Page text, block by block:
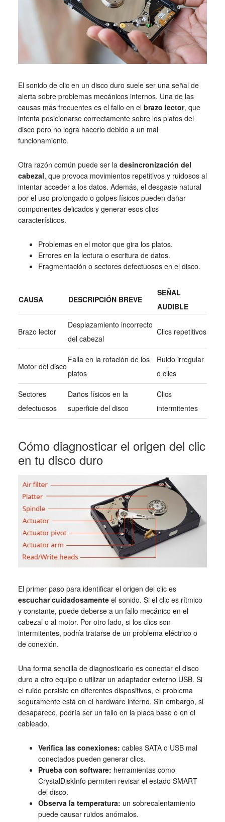
El sonido de clic en un disco duro suele ser una señal de
alerta sobre problemas mecánicos internos. Una de las
causas más frecuentes es el fallo en el brazo lector, que
intenta posicionarse correctamente sobre los platos del
disco pero no logra hacerlo debido a un mal
funcionamiento.
Otra razón común puede ser la desincronización del
cabezal, que provoca movimientos repetitivos y ruidosos al
intentar acceder a los datos. Además, el desgaste natural
por el uso prolongado o golpes físicos pueden dañar
componentes delicados y generar esos clics
característicos.
Problemas en el motor que gira los platos.
Errores en la lectura o escritura de datos.
Fragmentación o sectores defectuosos en el disco.
CAUSA DESCRIPCIÓN BREVE
SEÑAL
AUDIBLE
Brazo lector
Desplazamiento incorrecto
del cabezal
Clics repetitivos
Motor del disco
Falla en la rotación de los
platos
Ruido irregular
o clics
Sectores
defectuosos
Daños físicos en la
superficie del disco
Clics
intermitentes
Cómo diagnosticar el origen del clic
en tu disco duro
El primer paso para identificar el origen del clic es
escuchar cuidadosamenteel sonido. Si el clic es rítmico
y constante, puede deberse a un fallo mecánico en el
cabezal o al motor. Por otro lado, si los clics son
intermitentes, podría tratarse de un problema eléctrico o
de conexión.
Una forma sencilla de diagnosticarlo es conectar el disco
duro a otro equipo o utilizar un adaptador externo USB. Si
el ruido persiste en diferentes dispositivos, el problema
seguramente está en el hardware interno. Sin embargo, si
desaparece, podría ser un fallo en la placa base o en el
cableado.
Verifica las conexiones: cables SATA o USB mal
conectados pueden generar clics.
Prueba con software: herramientas como
CrystalDiskInfo permiten revisar el estado SMART
del disco.
Observa la temperatura: un sobrecalentamiento
puede causar ruidos anómalos.